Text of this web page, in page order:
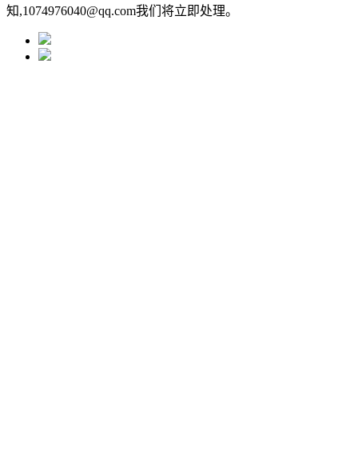
知,1074976040@qq.com我们将立即处理。